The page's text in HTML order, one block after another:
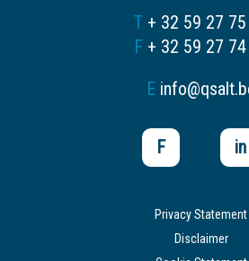
T + 32 59 27
F+ 32 59 27 74
E
F in
Privacy Statement
Disclaimer